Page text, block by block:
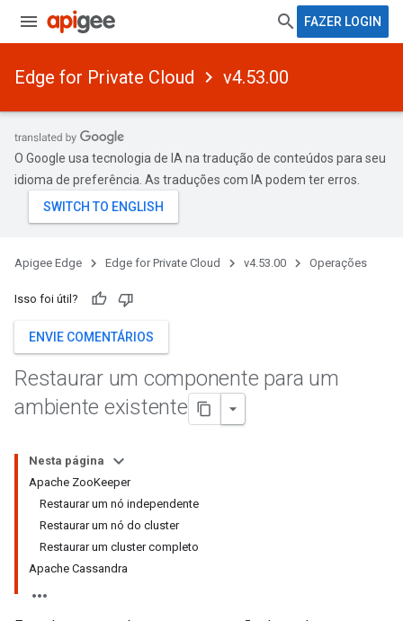
FAZER LOGIN
Edge for Private Cloud v4.53.00
O Google usa tecnologia de IA na tradução de conteúdos para seu
idioma de preferência. As traduções com IA podem ter erros.
Apigee Edge Edge for Private Cloud v4.53.00 Operações
Isso foi útil?
ENVIE COMENTÁRIOS
Restaurar um componente para um
ambiente existente
Nesta página
Apache ZooKeeper
Restaurar um nó independente
Restaurar um nó do cluster
Restaurar um cluster completo
Apache Cassandra